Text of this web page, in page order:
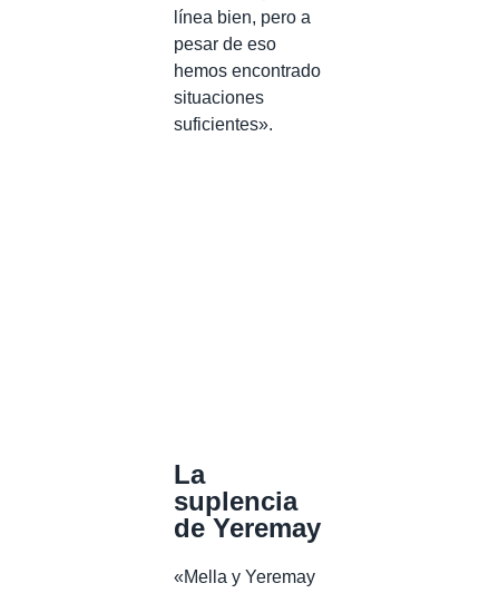
línea bien, pero a
pesar de eso
hemos encontrado
situaciones
suficientes».
La
suplencia
de Yeremay
«Mella y Yeremay